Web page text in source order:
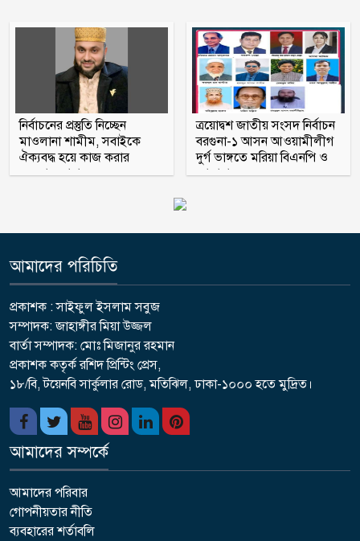
নির্বাচনের প্রস্তুতি নিচ্ছেন
মাওলানা শামীম, সবাইকে
ঐক্যবদ্ধ হয়ে কাজ করার
অহব্বান জানান
ত্রয়োদ্বশ জাতীয় সংসদ নির্বাচন
বরগুনা-১ আসন আওয়ামীলীগ
দুর্গ ভাঙ্গতে মরিয়া বিএনপি ও
জামায়াত
আমাদের পরিচিতি
প্রকাশক : সাইফুল ইসলাম সবুজ
সম্পাদক: জাহাঙ্গীর মিয়া উজ্জল
বার্তা সম্পাদক: মোঃ মিজানুর রহমান
প্রকাশক কতৃর্ক রশিদ প্রিন্টিং প্রেস,
১৮/বি, টয়েনবি সার্কুলার রোড, মতিঝিল, ঢাকা-১০০০ হতে মুদ্রিত।
আমাদের সম্পর্কে
আমাদের পরিবার
গোপনীয়তার নীতি
ব্যবহারের শর্তাবলি